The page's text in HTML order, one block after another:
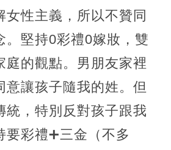
女性主義，所以不贊同
。堅持0彩禮0嫁妝，雙
庭的觀點。男朋友家裡
意讓孩子隨我的姓。但
統，特別反對孩子跟我
要彩禮➕三金（不多